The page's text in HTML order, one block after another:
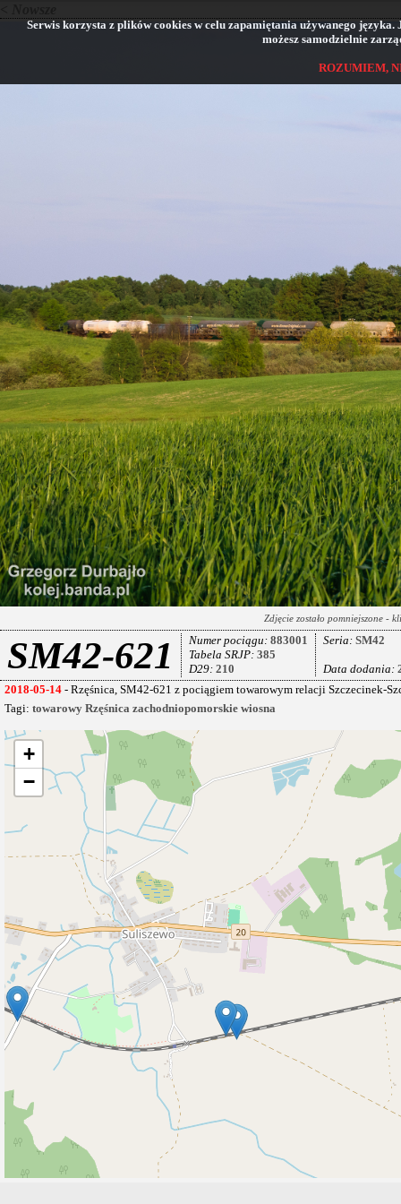
Serwis korzysta z plików cookies w celu zapamiętania używanego
możesz samodzielnie
ROZUMIEM,
Zdjęcie zostało pomniejszone -
SM42-621 Numer pociągu: 883001
Tabela SRJP: 385
D29: 210
Seria: SM42
Data dodania:
2018-05-14 - Rzęśnica, SM42-621 z pociągiem towarowym relacji Szczecinek-
Tagi: towarowy Rzęśnica zachodniopomorskie wiosna
+
−